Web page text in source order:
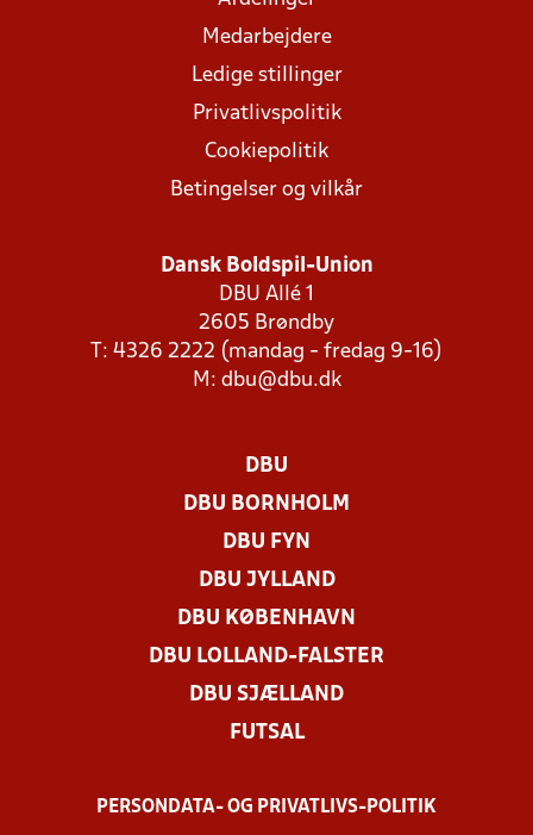
Medarbejdere
Ledige stillinger
Privatlivspolitik
Cookiepolitik
Betingelser og vilkår
Dansk Boldspil-Union
DBU Allé 1
2605 Brøndby
T: 4326 2222 (mandag - fredag 9-16)
M: dbu@dbu.dk
DBU
DBU BORNHOLM
DBU FYN
DBU JYLLAND
DBU KØBENHAVN
DBU LOLLAND-FALSTER
DBU SJÆLLAND
FUTSAL
PERSONDATA- OG PRIVATLIVS-POLITIK